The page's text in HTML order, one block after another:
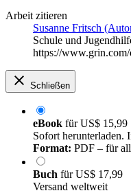
Arbeit zitieren
Susanne Fritsch
Schule und
https://
Schließen
eBook fürUS$ 15,99
Sofort herunterladen.
Format: PDF – für
Buch fürUS$ 17,99
Versand weltweit